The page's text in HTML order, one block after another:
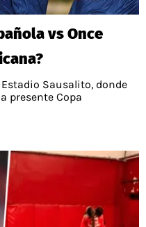
vs Once
Sausalito, donde
presente Copa